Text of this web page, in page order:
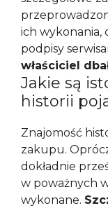
ich wykonania,
podpisy
właściciel
Jakie są
historii
Znajomość
zakupu.
dokładnie
w poważnych
wykonane.